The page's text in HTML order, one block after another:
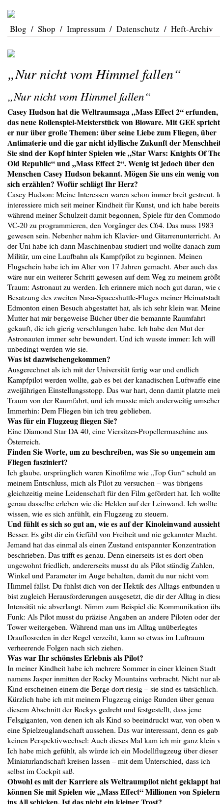
Blog / Shop / Impressum / Datenschutz / Heft-Archiv
„Nur nicht vom Himmel fallen“
„Nur nicht vom Himmel fallen“
Casey Hudson hat die Weltraumsaga „Mass Effect 2“ erfunden,
das neue Rollenspiel-Meisterstück von Bioware. Mit GEE spricht
er nur über große Themen: über seine Liebe zum Fliegen, über
Antimaterie und die gar nicht idyllische Zukunft der
Sie sind der Kopf hinter Spielen wie „Star Wars: Knights Of
Old Republic“ und „Mass Effect 2“. Wenig ist jedoch über den
Menschen Casey Hudson bekannt. Mögen Sie uns ein wenig von
sich erzählen? Wofür schlägt Ihr Herz?
Casey Hudson: Meine Interessen waren schon immer breit gestreut.
interessiere mich seit meiner Kindheit für Kunst, und ich habe bereits
während meiner Schulzeit damit begonnen, Spiele für den
VC-20 zu programmieren, den Vorgänger des C64. Das muss 1983
gewesen sein. Nebenher nahm ich Klavier- und Gitarrenunterricht.
der Uni habe ich dann Maschinenbau studiert und wollte danach zum
Militär, um eine Laufbahn als Kampfpilot zu beginnen. Meinen
Flugschein habe ich im Alter von 17 Jahren gemacht. Aber auch das
wäre nur ein weiterer Schritt gewesen auf dem Weg zu meinem
Traum: Astronaut zu werden. Ich erinnere mich noch gut daran, wie
Besatzung des zweiten Nasa-Spaceshuttle-Fluges meiner Heimatstadt
Edmonton einen Besuch abgestattet hat, als ich sehr klein war. Meine
Mutter hat mir bergeweise Bücher über die bemannte Raumfahrt
gekauft, die ich gierig verschlungen habe. Ich habe den Mut der
Astronauten immer sehr bewundert. Und ich wusste immer: Ich will
unbedingt werden wie sie.
Was ist dazwischengekommen?
Ausgerechnet als ich mit der Universität fertig war und endlich
Kampfpilot werden wollte, gab es bei der kanadischen Luftwaffe
zweijährigen Einstellungsstopp. Das war hart, denn damit platzte
Traum von der Raumfahrt, und ich musste mich anderweitig
Immerhin: Dem Fliegen bin ich treu geblieben.
Was für ein Flugzeug fliegen Sie?
Eine Diamond Star DA 40, eine Viersitzer-Propellermaschine aus
Österreich.
Finden Sie Worte, um zu beschreiben, was Sie so ungemein am
Fliegen fasziniert?
Ich glaube, ursprünglich waren Kinofilme wie „Top Gun“ schuld an
meinem Entschluss, mich als Pilot zu versuchen – was übrigens
gleichzeitig meine Leidenschaft für den Film gefördert hat. Ich wollte
genau dasselbe erleben wie die Helden auf der Leinwand. Ich wollte
wissen, wie es sich anfühlt, ein Flugzeug zu steuern.
Und fühlt es sich so gut an, wie es auf der Kinoleinwand
Besser. Es gibt dir ein Gefühl von Freiheit und nie gekannter Macht.
Jemand hat das einmal als einen Zustand entspannter Konzentration
beschrieben. Das trifft es genau. Denn einerseits ist es dort oben
ungewohnt friedlich, andererseits musst du als Pilot ständig Zahlen,
Winkel und Parameter im Auge behalten, damit du nur nicht vom
Himmel fällst. Du fühlst dich von der Hektik des Alltags entbunden
bist zugleich Herausforderungen ausgesetzt, die dir der Alltag in
Intensität nie abverlangt. Nimm zum Beispiel die Kommunikation
Funk: Als Pilot musst du präzise Angaben an andere Piloten oder
Tower weitergeben. Während man uns im Alltag unüberlegtes
Drauflosreden in der Regel verzeiht, kann so etwas im Luftraum
verheerende Folgen nach sich ziehen.
Was war Ihr schönstes Erlebnis als Pilot?
In meiner Kindheit habe ich mehrere Sommer in einer kleinen Stadt
namens Jasper inmitten der Rocky Mountains verbracht. Nicht nur
Kind erscheinen einem die Berge dort riesig – sie sind es tatsächlich.
Kürzlich habe ich mit meinem Flugzeug einige Runden über genau
diesem Abschnitt der Rockys gedreht und festgestellt, dass jene
Felsgiganten, von denen ich als Kind so beeindruckt war, von oben
eine Spielzeuglandschaft aussehen. Das war interessant, denn es gab
keinen Perspektivwechsel: Auch dieses Mal kam ich mir ganz klein
Ich habe mich gefühlt, als würde ich ein Modellflugzeug über dieser
Miniaturlandschaft kreisen lassen – mit dem Unterschied, dass ich
selbst im Cockpit saß.
Obwohl es mit der Karriere als Weltraumpilot nicht geklappt
können Sie mit Spielen wie „Mass Effect“ Millionen von Spielern